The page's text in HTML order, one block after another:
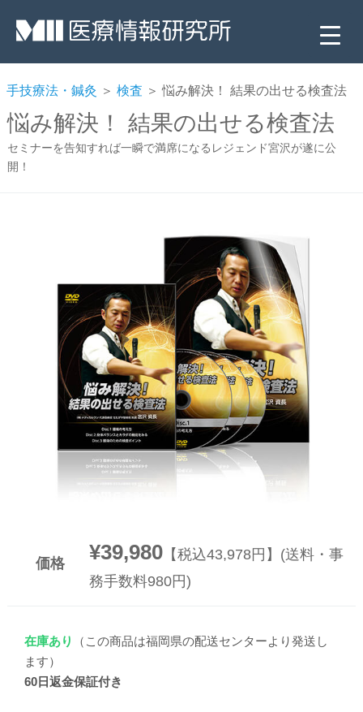
手技療法・鍼灸 ＞ 検査 ＞ 悩み解決！ 結果の出せる検査法
悩み解決！ 結果の出せる検査法
セミナーを告知すれば一瞬で満席になるレジェンド宮沢が遂に公
開！
価格 ¥39,980【税込43,978円】(送料・事
務手数料980円)
在庫あり
（この商品は福岡県の配送センターより発送し
ます）
60日返金保証付き